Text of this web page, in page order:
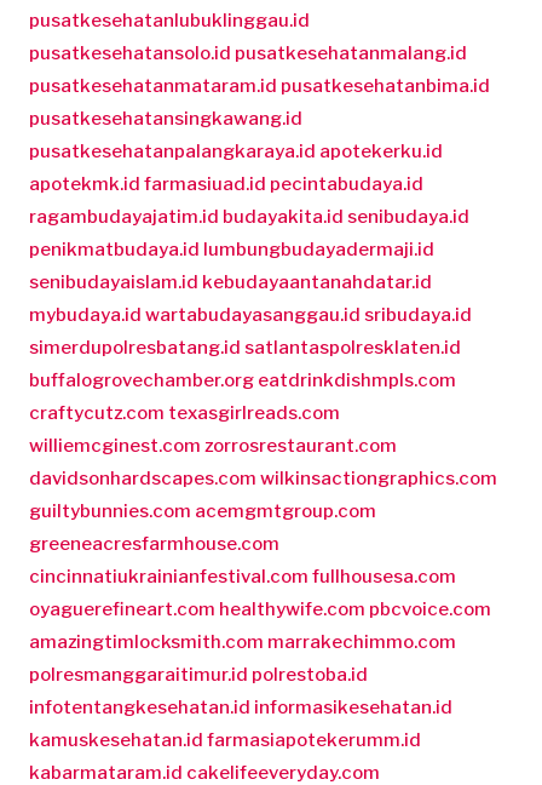
pusatkesehatanlubuklinggau.id
pusatkesehatansolo.id pusatkesehatanmalang.id
pusatkesehatanmataram.id pusatkesehatanbima.id
pusatkesehatansingkawang.id
pusatkesehatanpalangkaraya.id apotekerku.id
apotekmk.id farmasiuad.id pecintabudaya.id
ragambudayajatim.id budayakita.id senibudaya.id
penikmatbudaya.id lumbungbudayadermaji.id
senibudayaislam.id kebudayaantanahdatar.id
mybudaya.id wartabudayasanggau.id sribudaya.id
simerdupolresbatang.id satlantaspolresklaten.id
buffalogrovechamber.org eatdrinkdishmpls.com
craftycutz.com texasgirlreads.com
williemcginest.com zorrosrestaurant.com
davidsonhardscapes.com wilkinsactiongraphics.com
guiltybunnies.com acemgmtgroup.com
greeneacresfarmhouse.com
cincinnatiukrainianfestival.com fullhousesa.com
oyaguerefineart.com healthywife.com pbcvoice.com
amazingtimlocksmith.com marrakechimmo.com
polresmanggaraitimur.id polrestoba.id
infotentangkesehatan.id informasikesehatan.id
kamuskesehatan.id farmasiapotekerumm.id
kabarmataram.id cakelifeeveryday.com